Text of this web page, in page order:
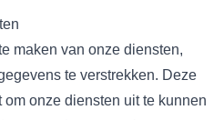
maken van onze diensten,
te verstrekken. Deze
onze diensten uit te kunnen